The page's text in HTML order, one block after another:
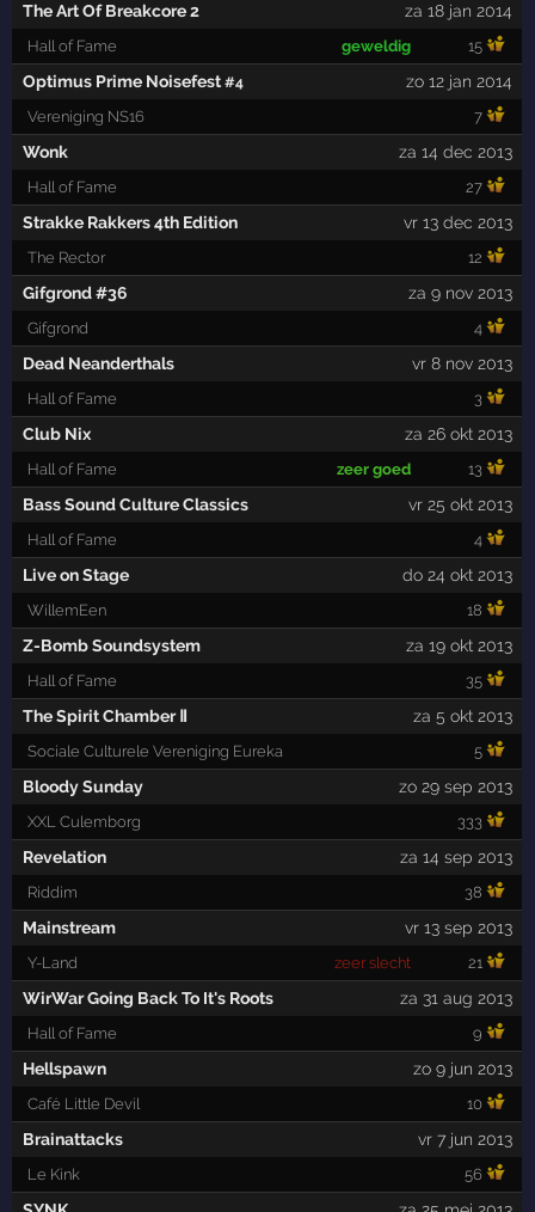
The Art Of Breakcore 2 za 18 jan 2014
Hall of Fame geweldig 15
Optimus Prime Noisefest#4 zo 12 jan 2014
Vereniging NS16 7
Wonk za 14 dec 2013
Hall of Fame 27
Strakke Rakkers 4th Edition vr 13 dec 2013
The Rector 12
Gifgrond #36 za 9 nov 2013
Gifgrond 4
Dead Neanderthals vr 8 nov 2013
Hall of Fame 3
Club Nix za 26 okt 2013
Hall of Fame zeer goed 13
Bass Sound Culture Classics vr 25 okt 2013
Hall of Fame 4
Live on Stage do 24 okt 2013
WillemEen 18
Z-Bomb Soundsystem za 19 okt 2013
Hall of Fame 35
The Spirit Chamber Ⅱ za 5 okt 2013
Sociale Culturele Vereniging Eureka 5
Bloody Sunday zo 29 sep 2013
XXL Culemborg 333
Revelation za 14 sep 2013
Riddim 38
Mainstream vr 13 sep 2013
Y-Land zeer slecht 21
WirWar Going Back To It's Roots za 31 aug 2013
Hall of Fame 9
Hellspawn zo 9 jun 2013
Café Little Devil 10
Brainattacks vr 7 jun 2013
Le Kink 56